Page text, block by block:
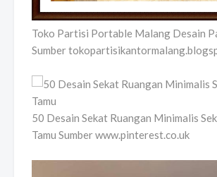
Toko Partisi Portable Malang Desain
Sumber
50 Desain Sekat Ruangan Minimalis
Tamu Sumber www.pinterest.co.uk